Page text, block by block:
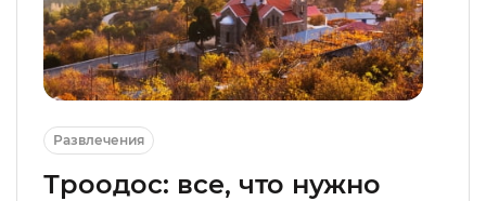
Развлечения
Троодос: все, что нужно